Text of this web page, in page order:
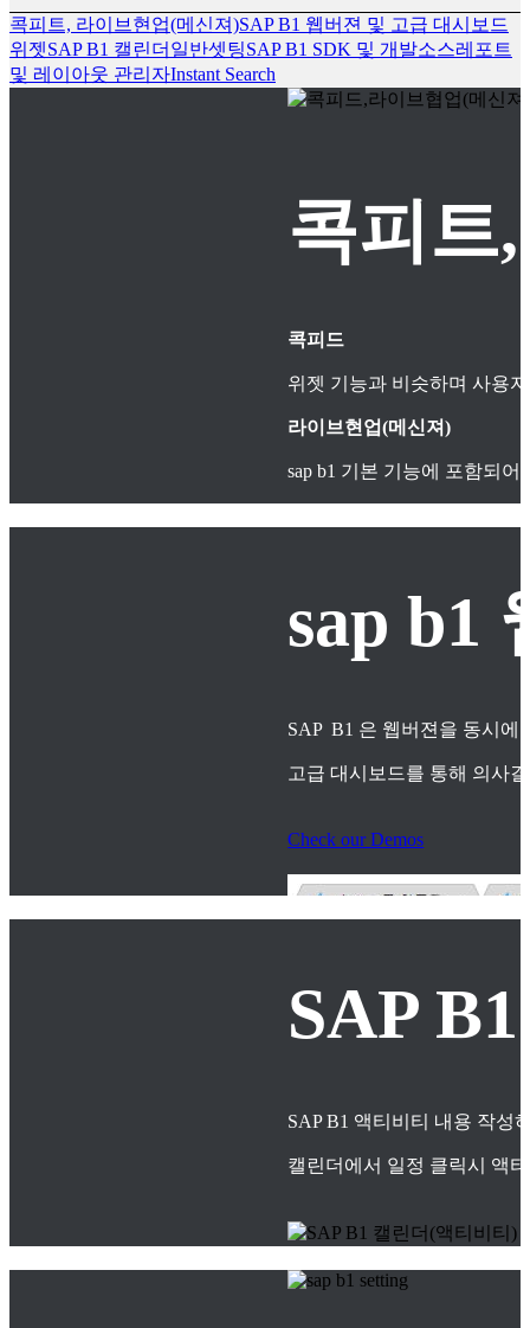
콕피트, 라이브현업(메신져)SAP B1 웹버젼 및 고급 대시보드
위젯SAP B1 캘린더 일반셋팅SAP B1 SDK 및 개발소스레포트
및 레이아웃 관리자Instant Search
콕피트
콕피드
위젯 기능과 비슷하며 사용
라이브현업(메신져)
sap b1 기본 기능에 포함되
sap b1
SAP B1 은 웹버젼을 동시에
고급 대시보드를 통해 의사
Check our Demos
SAP
SAP B1 액티비티 내용 작성
캘린더에서 일정 클릭시 액